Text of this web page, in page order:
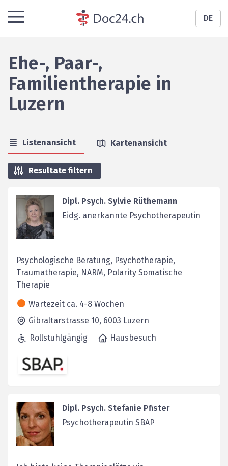
DE
Ehe-, Paar-,
Familientherapie in
Luzern
Listenansicht Kartenansicht
Resultate filtern
Dipl. Psych. Sylvie Rüthemann
Eidg. anerkannte Psychotherapeutin
Psychologische Beratung, Psychotherapie,
Traumatherapie, NARM, Polarity Somatische
Therapie
Wartezeit ca. 4-8 Wochen
Gibraltarstrasse 10, 6003 Luzern
Rollstuhlgängig
Hausbesuch
Dipl. Psych. Stefanie Pfister
Psychotherapeutin SBAP